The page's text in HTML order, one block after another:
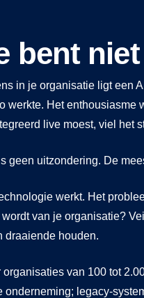
bent
in je organisatie ligt een
werkte. Het enthousiasme
live moest, viel het
geen uitzondering. De
werkt. Het
van je organisatie?
draaiende houden.
organisaties van 100 tot
onderneming; legacy-